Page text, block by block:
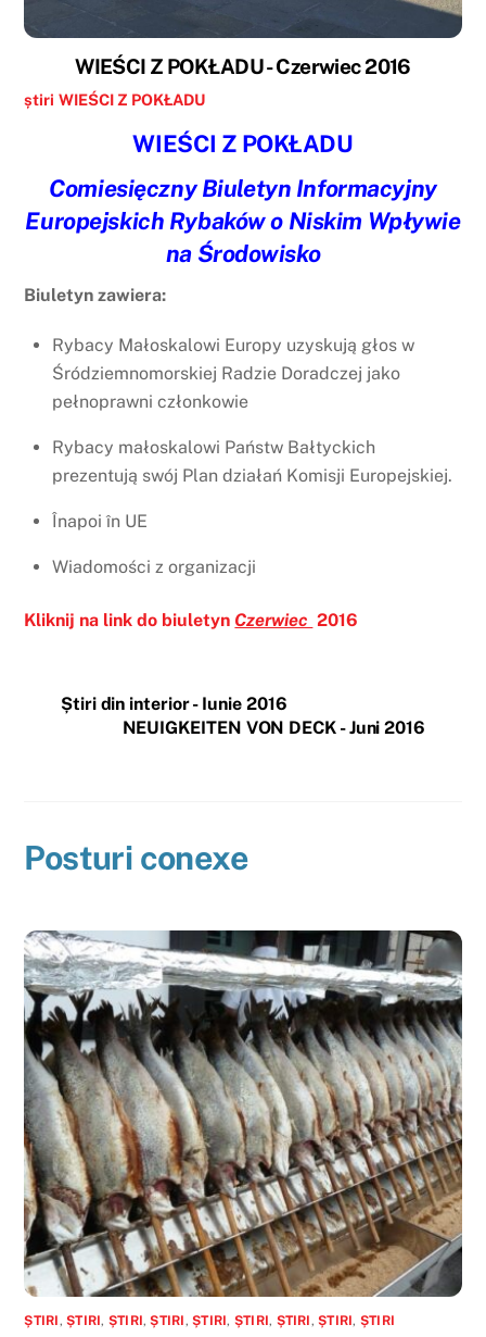
WIEŚCI Z POKŁADU - Czerwiec 2016
știri WIEŚCI Z POKŁADU
WIEŚCI Z POKŁADU
Comiesięczny Biuletyn Informacyjny
Europejskich Rybaków o Niskim Wpływie
na Środowisko
Biuletyn zawiera:
Rybacy Małoskalowi Europy uzyskują głos w
Śródziemnomorskiej Radzie Doradczej jako
pełnoprawni członkowie
Rybacy małoskalowi Państw Bałtyckich
prezentują swój Plan działań Komisji Europejskiej.
Înapoi în UE
Wiadomości z organizacji
Kliknij na link do biuletyn Czerwiec 2016
Știri din interior - Iunie 2016
NEUIGKEITEN VON DECK - Juni 2016
Posturi conexe
ȘTIRI,ȘTIRI, ȘTIRI,ȘTIRI,ȘTIRI, ȘTIRI, ȘTIRI,ȘTIRI, ȘTIRI